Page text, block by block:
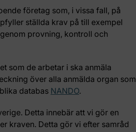
företag som, i vissa fall, på
ställda krav på till exempel
provning, kontroll och
som de arbetar i ska anmäla
över alla anmälda organ som
databas NANDO.
Detta innebär att vi gör en
kraven. Detta gör vi efter samråd